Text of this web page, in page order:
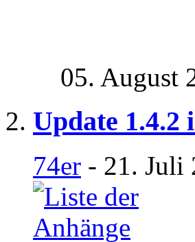
05. August
Update 1.4.2
74er - 21. Juli